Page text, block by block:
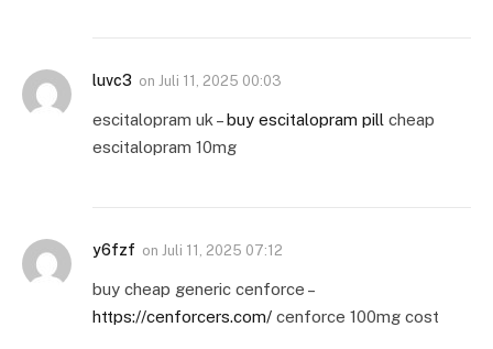
luvc3 on Juli 11, 2025 00:03
escitalopram uk –buy escitalopram pill cheap
escitalopram 10mg
y6fzf on Juli 11, 2025 07:12
buy cheap generic cenforce –
https://cenforcers.com/ cenforce 100mg cost